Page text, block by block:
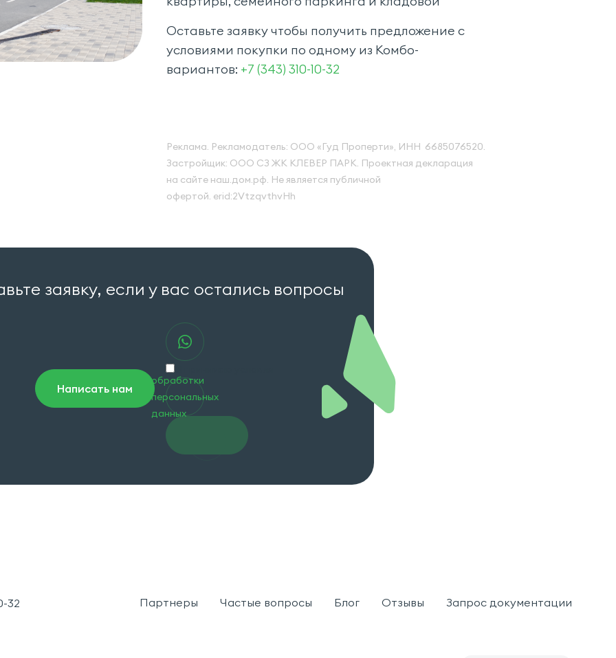
Оставьте заявку чтобы получить предложение с
условиями покупки по одному из Комбо-
вариантов: +7 (343) 310-10-32
Реклама. Рекламодатель: ООО «Гуд Проперти», ИНН 6685076520.
Застройщик: ООО СЗ ЖК КЛЕВЕР ПАРК. Проектная декларация
на сайте наш.дом.рф. Не является публичной
офертой. erid:2VtzqvthvHh
заявку, если у вас остались вопросы
Написать нам
обработки
персональных
данных
32 Партнеры Частые вопросы Блог Отзывы Запрос документации